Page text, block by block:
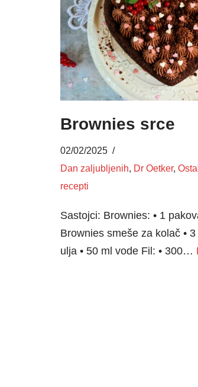
Brownies srce
02/02/2025
Dan zaljubljenih, Dr Oetker,
recepti
Sastojci: Brownies: • 1
Brownies smeše za kolač • 3
ulja • 50 ml vode Fil: • 300…